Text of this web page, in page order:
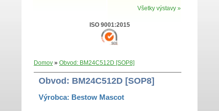
Všetky výstavy »
ISO 9001:2015
Domov » Obvod: BM24C512D [SOP8]
Obvod: BM24C512D [SOP8]
Výrobca: Bestow Mascot